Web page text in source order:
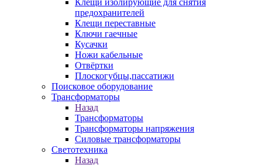
Клещи изолирующие для снятия
предохранителей
Клещи переставные
Ключи гаечные
Кусачки
Ножи кабельные
Отвёртки
Плоскогубцы,пассатижи
Поисковое оборудование
Трансформаторы
Назад
Трансформаторы
Трансформаторы напряжения
Силовые трансформаторы
Светотехника
Назад